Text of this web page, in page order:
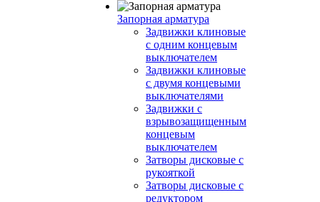
Запорная арматура
Задвижки клиновые
с одним концевым
выключателем
Задвижки клиновые
с двумя концевыми
выключателями
Задвижки с
взрывозащищенным
концевым
выключателем
Затворы дисковые с
рукояткой
Затворы дисковые с
редуктором